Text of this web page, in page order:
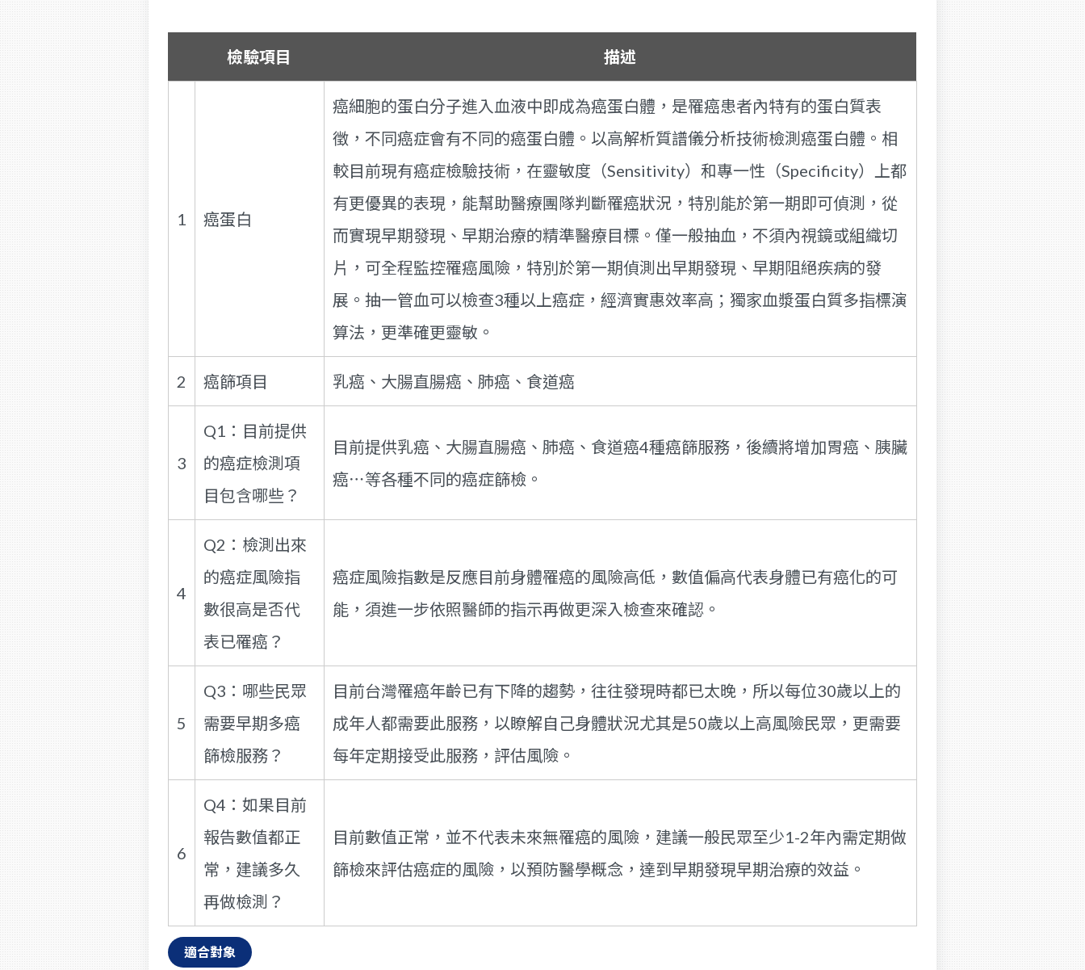
檢驗項目 描述
1 癌蛋白
癌細胞的蛋白分子進入血液中即成為癌蛋白體，是罹癌患者內特有的蛋白質表
徵，不同癌症會有不同的癌蛋白體。以高解析質譜儀分析技術檢測癌蛋白體。相
較目前現有癌症檢驗技術，在靈敏度（Sensitivity）和專一性（Specificity）上都
有更優異的表現，能幫助醫療團隊判斷罹癌狀況，特別能於第一期即可偵測，從
而實現早期發現、早期治療的精準醫療目標。僅一般抽血，不須內視鏡或組織切
片，可全程監控罹癌風險，特別於第一期偵測出早期發現、早期阻絕疾病的發
展。抽一管血可以檢查3種以上癌症，經濟實惠效率高；獨家血漿蛋白質多指標演
算法，更準確更靈敏。
2 癌篩項目 乳癌、大腸直腸癌、肺癌、食道癌
3
Q1：目前提供
的癌症檢測項
目包含哪些？
目前提供乳癌、大腸直腸癌、肺癌、食道癌4種癌篩服務，後續將增加胃癌、胰臟
癌⋯等各種不同的癌症篩檢。
4
Q2：檢測出來
的癌症風險指
數很高是否代
表已罹癌？
癌症風險指數是反應目前身體罹癌的風險高低，數值偏高代表身體已有癌化的可
能，須進一步依照醫師的指示再做更深入檢查來確認。
5
Q3：哪些民眾
需要早期多癌
篩檢服務？
目前台灣罹癌年齡已有下降的趨勢，往往發現時都已太晚，所以每位30歲以上的
成年人都需要此服務，以瞭解自己身體狀況尤其是50歲以上高風險民眾，更需要
每年定期接受此服務，評估風險。
6
Q4：如果目前
報告數值都正
常，建議多久
再做檢測？
目前數值正常，並不代表未來無罹癌的風險，建議一般民眾至少1-2年內需定期做
篩檢來評估癌症的風險，以預防醫學概念，達到早期發現早期治療的效益。
適合對象